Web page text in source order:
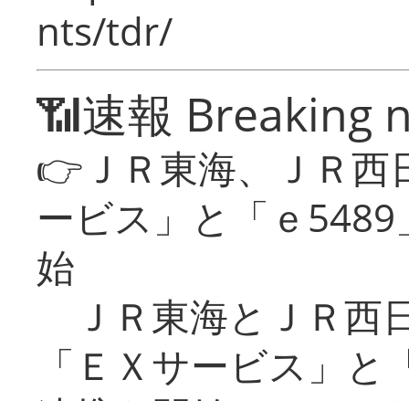
nts/tdr/
📶速報 Breaking
👉ＪＲ東海、ＪＲ
ービス」と「ｅ
始
ＪＲ東海とＪＲ西
「ＥＸサービス」